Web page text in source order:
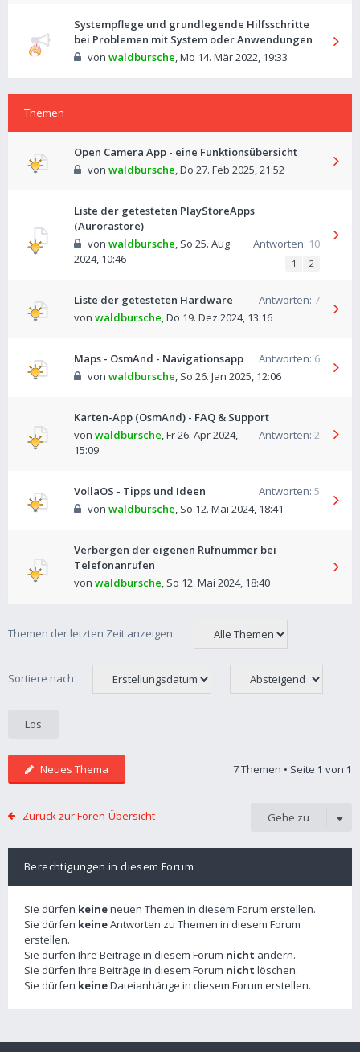
Systempflege und grundlegende Hilfsschritte
bei Problemen mit System oder Anwendungen
von waldbursche,Mo 14. Mär 2022, 19:33
Themen
Open Camera App - eine Funktionsübersicht
von waldbursche,Do 27. Feb 2025, 21:52
Liste der getesteten PlayStoreApps
(Aurorastore)
Antworten: 10
von waldbursche, So 25. Aug
2024, 10:46
1 2
Liste der getesteten Hardware Antworten: 7
von waldbursche,Do 19. Dez 2024, 13:16
Maps - OsmAnd - Navigationsapp Antworten: 6
von waldbursche, So 26. Jan 2025, 12:06
Karten-App (OsmAnd) - FAQ & Support
Antworten: 2
von waldbursche,Fr 26. Apr 2024,
15:09
VollaOS - Tipps und Ideen Antworten: 5
von waldbursche, So 12. Mai 2024, 18:41
Verbergen der eigenen Rufnummer bei
Telefonanrufen
von waldbursche, So 12. Mai 2024, 18:40
Themen der letzten Zeit anzeigen:
Sortiere nach
Neues Thema 7 Themen • Seite 1 von 1
Zurück zur Foren-Übersicht Gehe zu
Berechtigungen in diesem Forum
Sie dürfen keineneuen Themen in diesem Forum erstellen.
Sie dürfen keineAntworten zu Themen in diesem Forum
erstellen.
Sie dürfen Ihre Beiträge in diesem Forum nicht ändern.
Sie dürfen Ihre Beiträge in diesem Forum nicht löschen.
Sie dürfen keineDateianhänge in diesem Forum erstellen.